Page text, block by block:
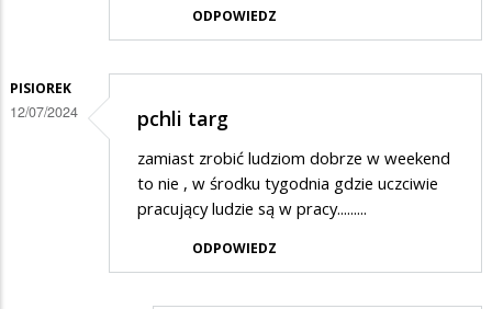
ODPOWIEDZ
PISIOREK
12/07/2024 pchli targ
zamiast zrobić ludziom dobrze w weekend
to nie , w środku tygodnia gdzie uczciwie
pracujący ludzie są w pracy.........
ODPOWIEDZ